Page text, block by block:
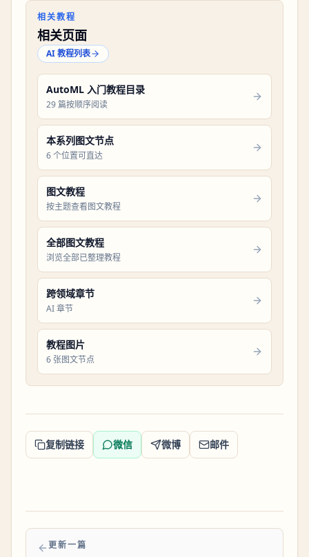
相关教程
相关页面
AI 教程列表
AutoML 入门教程目录
29 篇按顺序阅读
本系列图文节点
6 个位置可直达
图文教程
按主题查看图文教程
全部图文教程
浏览全部已整理教程
跨领域章节
AI 章节
教程图片
6 张图文节点
复制链接 微信 微博 邮件
更新一篇